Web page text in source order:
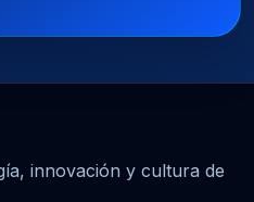
innovación y cultura de